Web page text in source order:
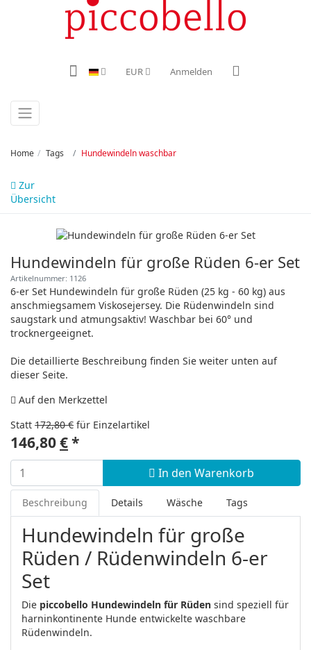
EUR Anmelden
Home Tags Hundewindeln waschbar
Zur
Übersicht
Hundewindeln für große Rüden 6-er Set
Artikelnummer: 1126
6-er Set Hundewindeln für große Rüden (25 kg - 60 kg) aus
anschmiegsamem Viskosejersey. Die Rüdenwindeln sind
saugstark und atmungsaktiv! Waschbar bei 60° und
trocknergeeignet.
Die detaillierte Beschreibung finden Sie weiter unten auf
dieser Seite.
Auf den Merkzettel
Statt 172,80 € für Einzelartikel
146,80€*
In den Warenkorb
Beschreibung Details Wäsche Tags
Hundewindeln für große
Rüden / Rüdenwindeln 6-er
Set
Die piccobello Hundewindeln für Rüden sind speziell für
harninkontinente Hunde entwickelte waschbare
Rüdenwindeln.